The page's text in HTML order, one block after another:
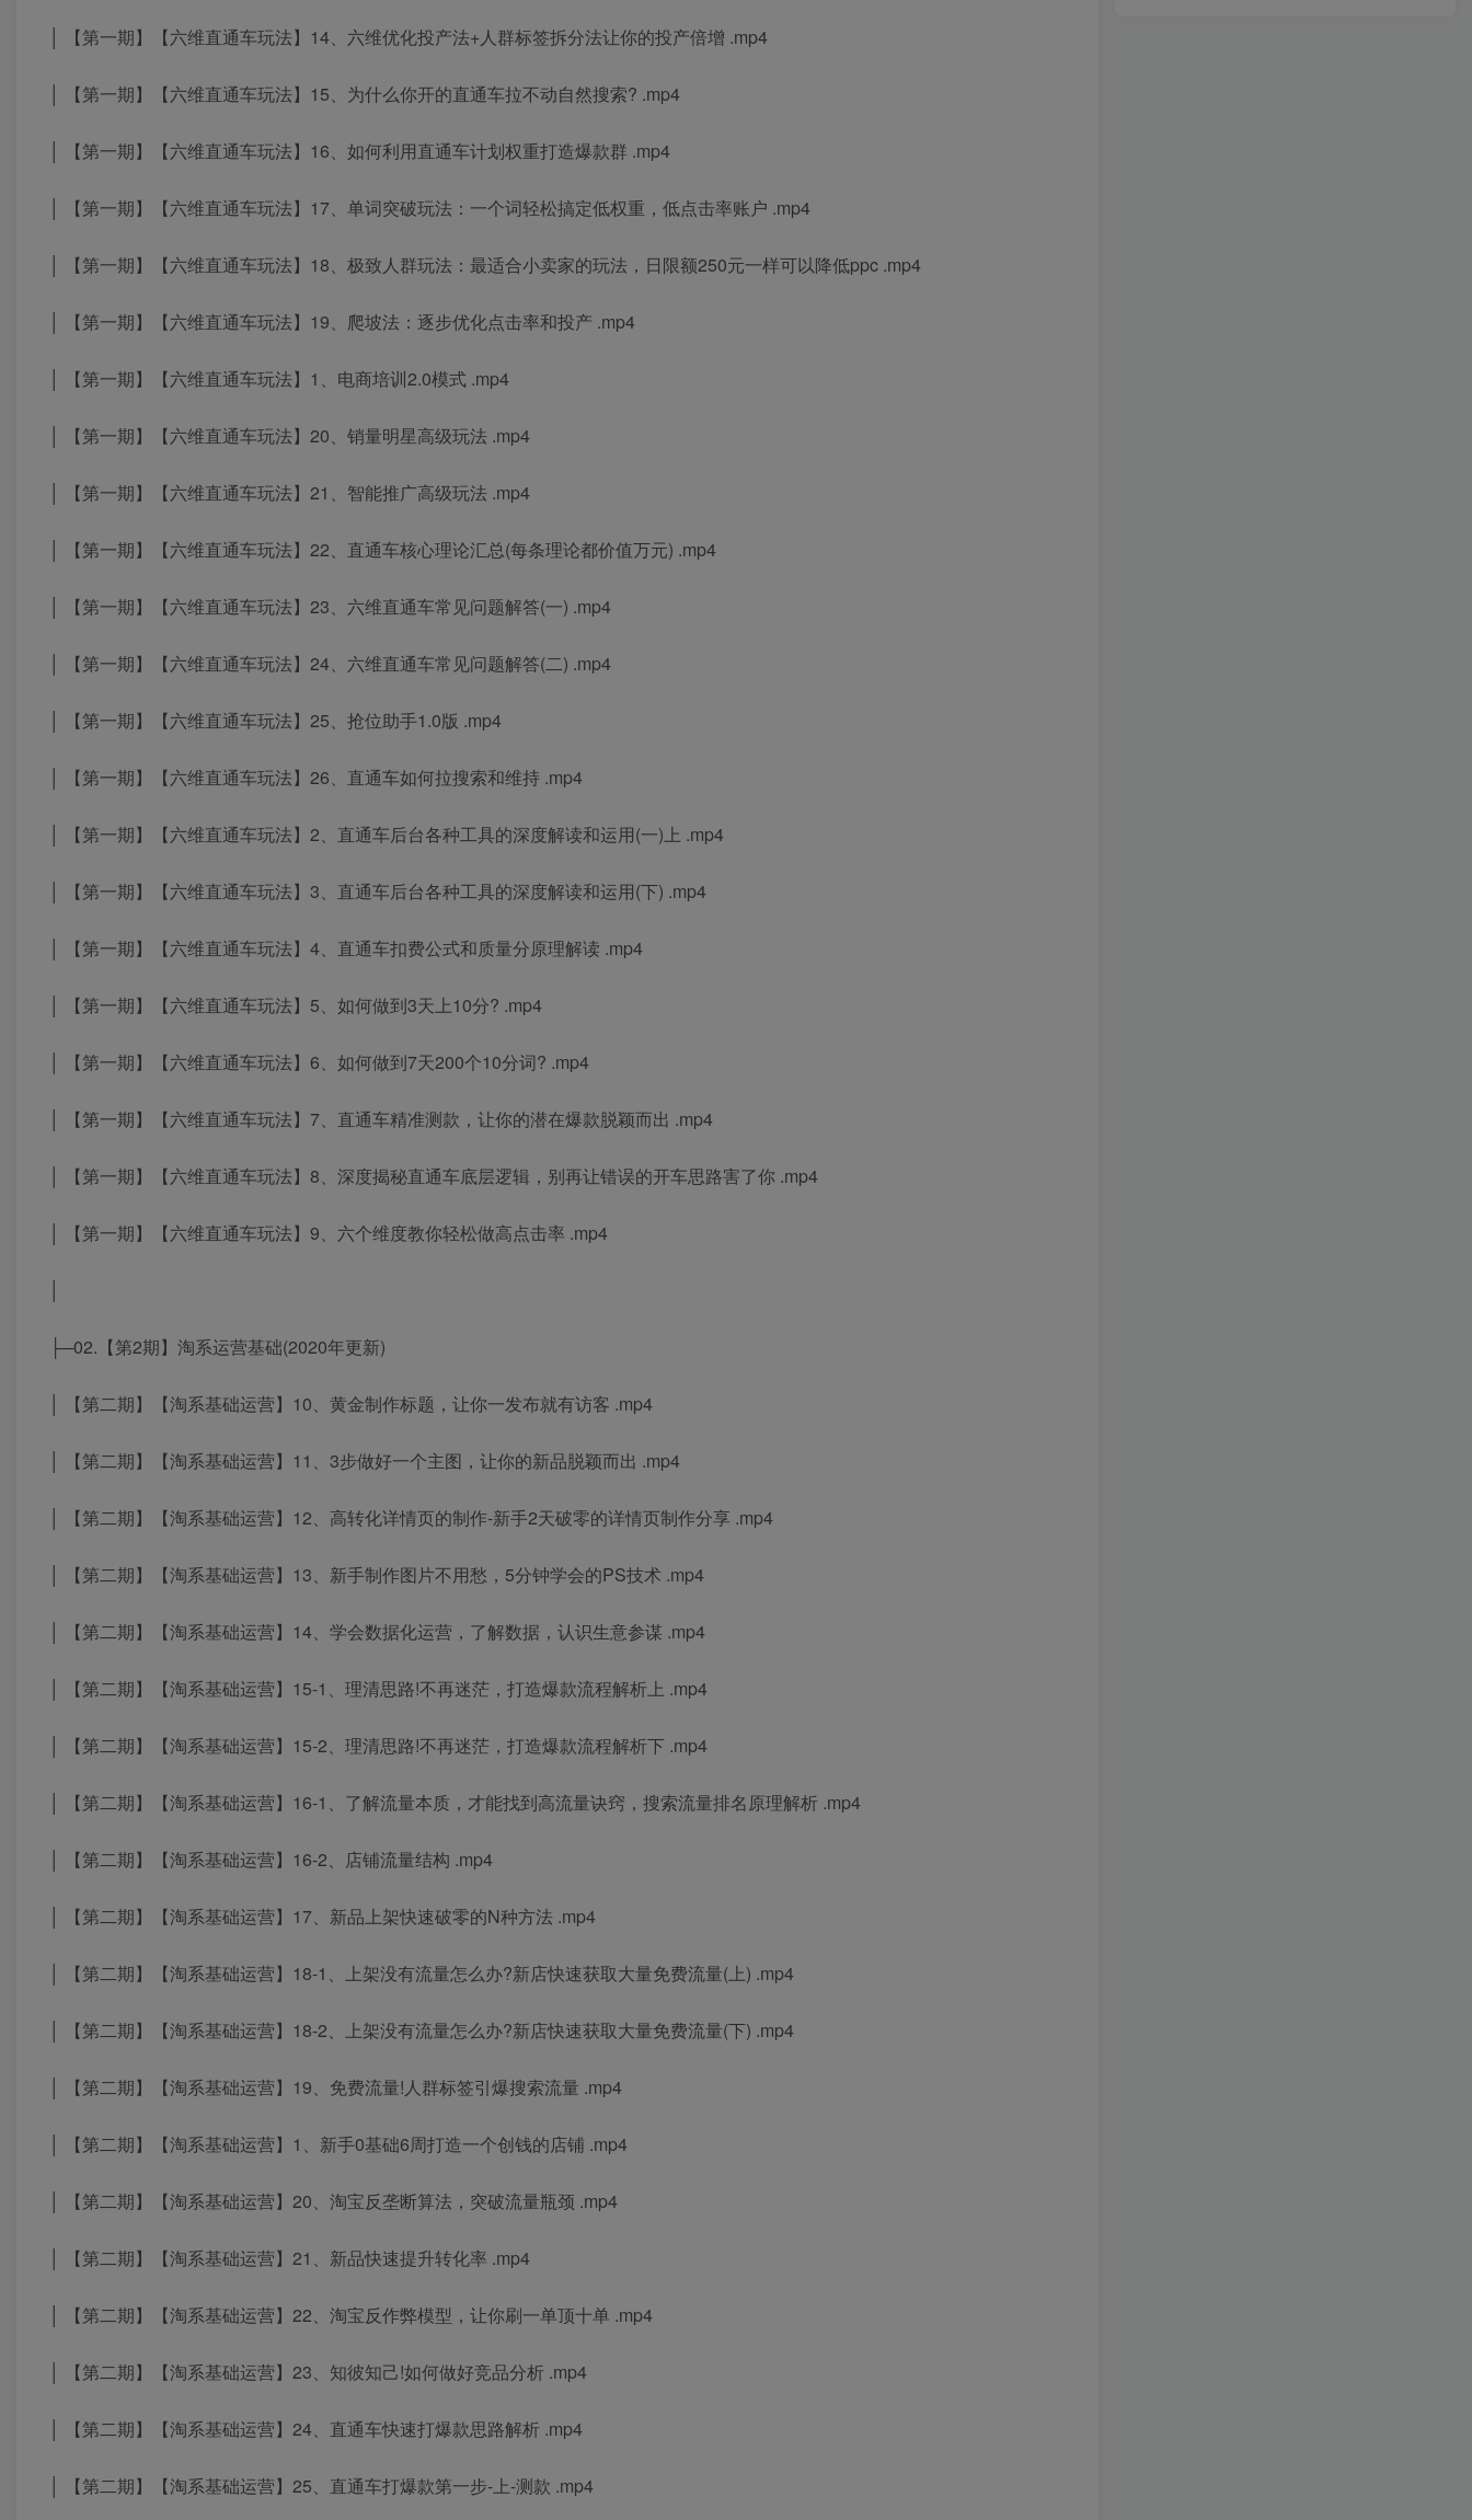
│ 【第一期】【六维直通车玩法】14、六维优化投产法+人群标签拆分法让你的投产倍增 .mp4
│ 【第一期】【六维直通车玩法】15、为什么你开的直通车拉不动自然搜索? .mp4
│ 【第一期】【六维直通车玩法】16、如何利用直通车计划权重打造爆款群 .mp4
│ 【第一期】【六维直通车玩法】17、单词突破玩法：一个词轻松搞定低权重，低点击率账户 .mp4
│ 【第一期】【六维直通车玩法】18、极致人群玩法：最适合小卖家的玩法，日限额250元一样可以降低ppc .mp4
│ 【第一期】【六维直通车玩法】19、爬坡法：逐步优化点击率和投产 .mp4
│ 【第一期】【六维直通车玩法】1、电商培训2.0模式 .mp4
│ 【第一期】【六维直通车玩法】20、销量明星高级玩法 .mp4
│ 【第一期】【六维直通车玩法】21、智能推广高级玩法 .mp4
│ 【第一期】【六维直通车玩法】22、直通车核心理论汇总(每条理论都价值万元) .mp4
│ 【第一期】【六维直通车玩法】23、六维直通车常见问题解答(一) .mp4
│ 【第一期】【六维直通车玩法】24、六维直通车常见问题解答(二) .mp4
│ 【第一期】【六维直通车玩法】25、抢位助手1.0版 .mp4
│ 【第一期】【六维直通车玩法】26、直通车如何拉搜索和维持 .mp4
│ 【第一期】【六维直通车玩法】2、直通车后台各种工具的深度解读和运用(一)上 .mp4
│ 【第一期】【六维直通车玩法】3、直通车后台各种工具的深度解读和运用(下) .mp4
│ 【第一期】【六维直通车玩法】4、直通车扣费公式和质量分原理解读 .mp4
│ 【第一期】【六维直通车玩法】5、如何做到3天上10分? .mp4
│ 【第一期】【六维直通车玩法】6、如何做到7天200个10分词? .mp4
│ 【第一期】【六维直通车玩法】7、直通车精准测款，让你的潜在爆款脱颖而出 .mp4
│ 【第一期】【六维直通车玩法】8、深度揭秘直通车底层逻辑，别再让错误的开车思路害了你 .mp4
│ 【第一期】【六维直通车玩法】9、六个维度教你轻松做高点击率 .mp4
├─02.【第2期】淘系运营基础(2020年更新)
│ 【第二期】【淘系基础运营】10、黄金制作标题，让你一发布就有访客 .mp4
│ 【第二期】【淘系基础运营】11、3步做好一个主图，让你的新品脱颖而出 .mp4
│ 【第二期】【淘系基础运营】12、高转化详情页的制作-新手2天破零的详情页制作分享 .mp4
│ 【第二期】【淘系基础运营】13、新手制作图片不用愁，5分钟学会的PS技术 .mp4
│ 【第二期】【淘系基础运营】14、学会数据化运营，了解数据，认识生意参谋 .mp4
│ 【第二期】【淘系基础运营】15-1、理清思路!不再迷茫，打造爆款流程解析上 .mp4
│ 【第二期】【淘系基础运营】15-2、理清思路!不再迷茫，打造爆款流程解析下 .mp4
│ 【第二期】【淘系基础运营】16-1、了解流量本质，才能找到高流量诀窍，搜索流量排名原理解析 .mp4
│ 【第二期】【淘系基础运营】16-2、店铺流量结构 .mp4
│ 【第二期】【淘系基础运营】17、新品上架快速破零的N种方法 .mp4
│ 【第二期】【淘系基础运营】18-1、上架没有流量怎么办?新店快速获取大量免费流量(上) .mp4
│ 【第二期】【淘系基础运营】18-2、上架没有流量怎么办?新店快速获取大量免费流量(下) .mp4
│ 【第二期】【淘系基础运营】19、免费流量!人群标签引爆搜索流量 .mp4
│ 【第二期】【淘系基础运营】1、新手0基础6周打造一个创钱的店铺 .mp4
│ 【第二期】【淘系基础运营】20、淘宝反垄断算法，突破流量瓶颈 .mp4
│ 【第二期】【淘系基础运营】21、新品快速提升转化率 .mp4
│ 【第二期】【淘系基础运营】22、淘宝反作弊模型，让你刷一单顶十单 .mp4
│ 【第二期】【淘系基础运营】23、知彼知己!如何做好竞品分析 .mp4
│ 【第二期】【淘系基础运营】24、直通车快速打爆款思路解析 .mp4
│ 【第二期】【淘系基础运营】25、直通车打爆款第一步-上-测款 .mp4